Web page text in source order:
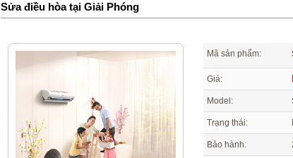
Sửa điều hòa tại Giải Phóng
Mã sản phẩm:
Giá:
Model:
Trạng thái:
Bảo hành: